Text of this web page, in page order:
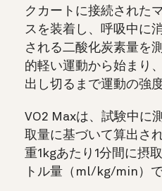
クカートに接続された
スを装着し、呼吸中に
される二酸化炭素量を
的軽い運動から始まり
出し切るまで運動の強
VO2 Maxは、試験中に
取量に基づいて算出さ
重1kgあたり1分間に摂
トル量（ml/kg/min）